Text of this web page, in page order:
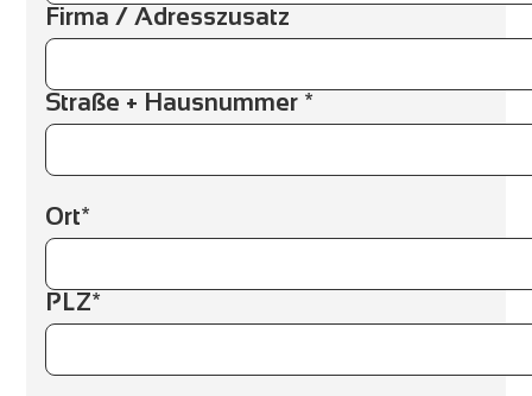
Firma / Adresszusatz
Straße + Hausnummer *
Ort*
PLZ*